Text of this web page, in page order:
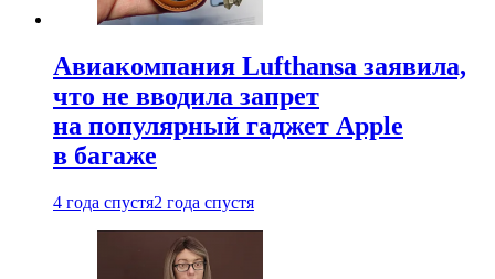
Авиакомпания Lufthansa заявила,
что не вводила запрет
на популярный гаджет Apple
в багаже
4 года спустя2 года спустя